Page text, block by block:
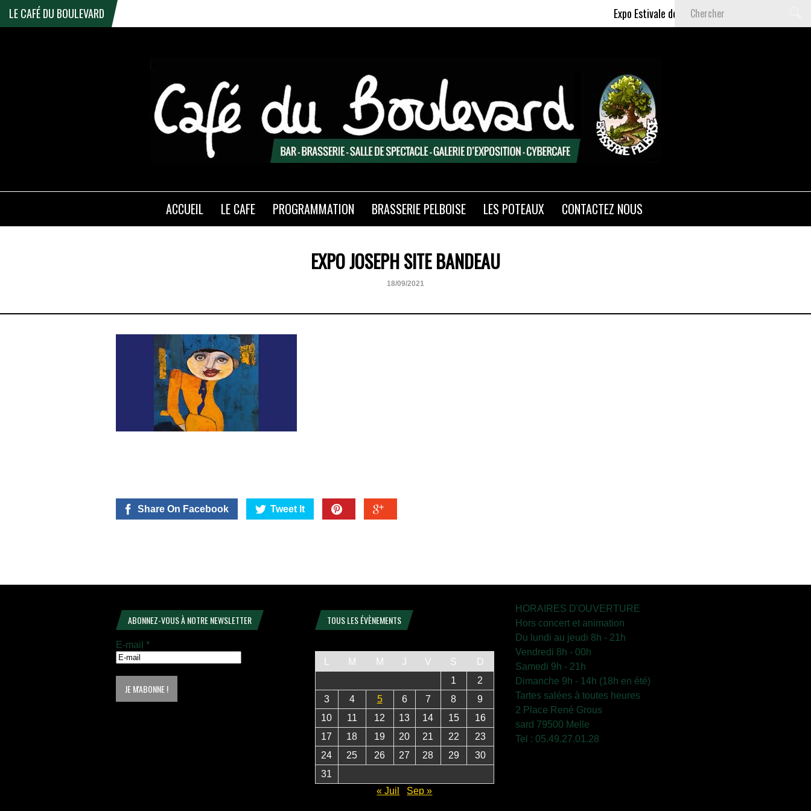
LE CAFÉ DU BOULEVARD Expo Estivale de Céline DELAS - Du 9 Juillet au 6
ACCUEIL LE CAFE PROGRAMMATION BRASSERIE PELBOISE LES POTEAUX CONTACTEZ NOUS
EXPO JOSEPH SITE BANDEAU
18/09/2021
Share On Facebook Tweet It
ABONNEZ-VOUS À NOTRE NEWSLETTER
E-mail *
TOUS LES ÉVÈNEMENTS
M M J V S
D
1
2
3
4 5 6 7 8
9
10
11 12 13 14 15
16
17
18 19 20 21 22
23
24
25 26 27 28 29
30
31
« Juil
Sep »
HORAIRES D'OUVERTURE
Hors concert et animation
Du lundi au jeudi 8h - 21h
Vendredi 8h - 00h
Samedi 9h - 21h
Dimanche 9h - 14h (18h en été)
Tartes salées à toutes heures
2 Place René Grous
sard 79500 Melle
Tel : 05.49.27.01.28